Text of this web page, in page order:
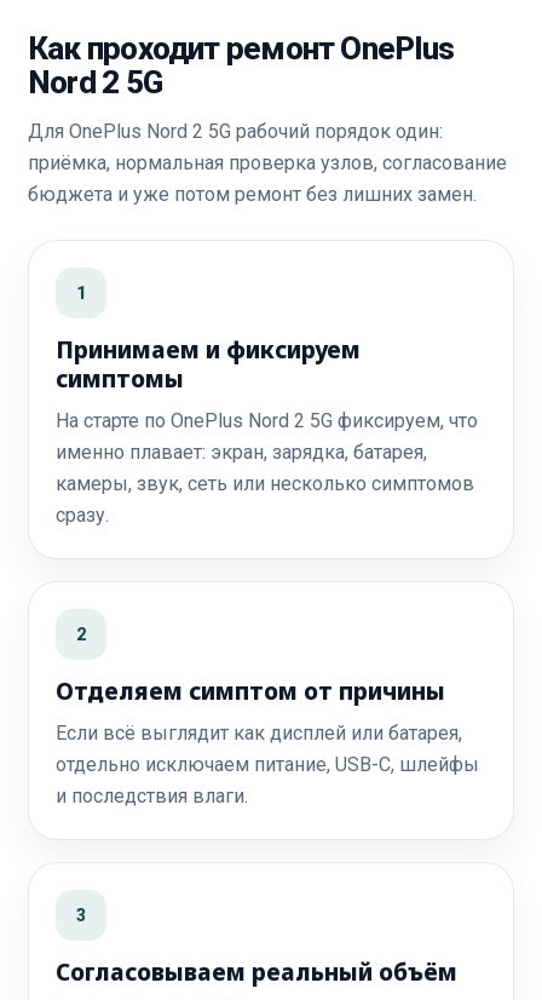
Как проходит ремонт OnePlus
Nord 2 5G
Для OnePlus Nord 2 5G рабочий порядок один:
приёмка, нормальная проверка узлов, согласование
бюджета и уже потом ремонт без лишних замен.
1
Принимаем и фиксируем
симптомы
На старте по OnePlus Nord 2 5G фиксируем, что
именно плавает: экран, зарядка, батарея,
камеры, звук, сеть или несколько симптомов
сразу.
2
Отделяем симптом от причины
Если всё выглядит как дисплей или батарея,
отдельно исключаем питание, USB-C, шлейфы
и последствия влаги.
3
Согласовываем реальный объём